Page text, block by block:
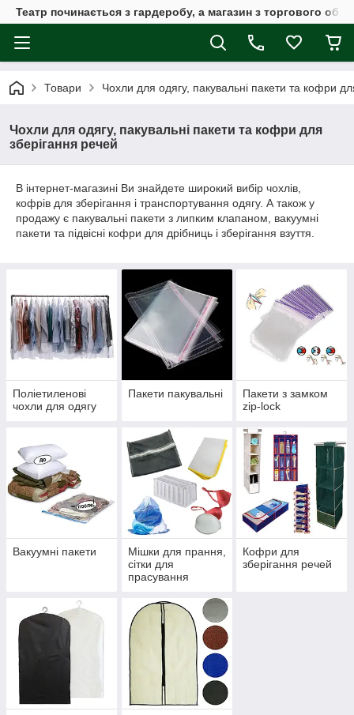
Театр починається з гардеробу, а магазин з торгового
Товари Чохли для одягу, пакувальні пакети та кофри
Чохли для одягу, пакувальні пакети та кофри для
зберігання речей
В інтернет-магазині Ви знайдете широкий вибір чохлів,
кофрів для зберігання і транспортування одягу. А також у
продажу є пакувальні пакети з липким клапаном, вакуумні
пакети та підвісні кофри для дрібниць і зберігання взуття.
Поліетиленові
чохли для одягу
Пакети пакувальні
Пакети з замком
zip-lock
Вакуумні пакети
Мішки для прання,
сітки для
прасування
Кофри для
зберігання речей